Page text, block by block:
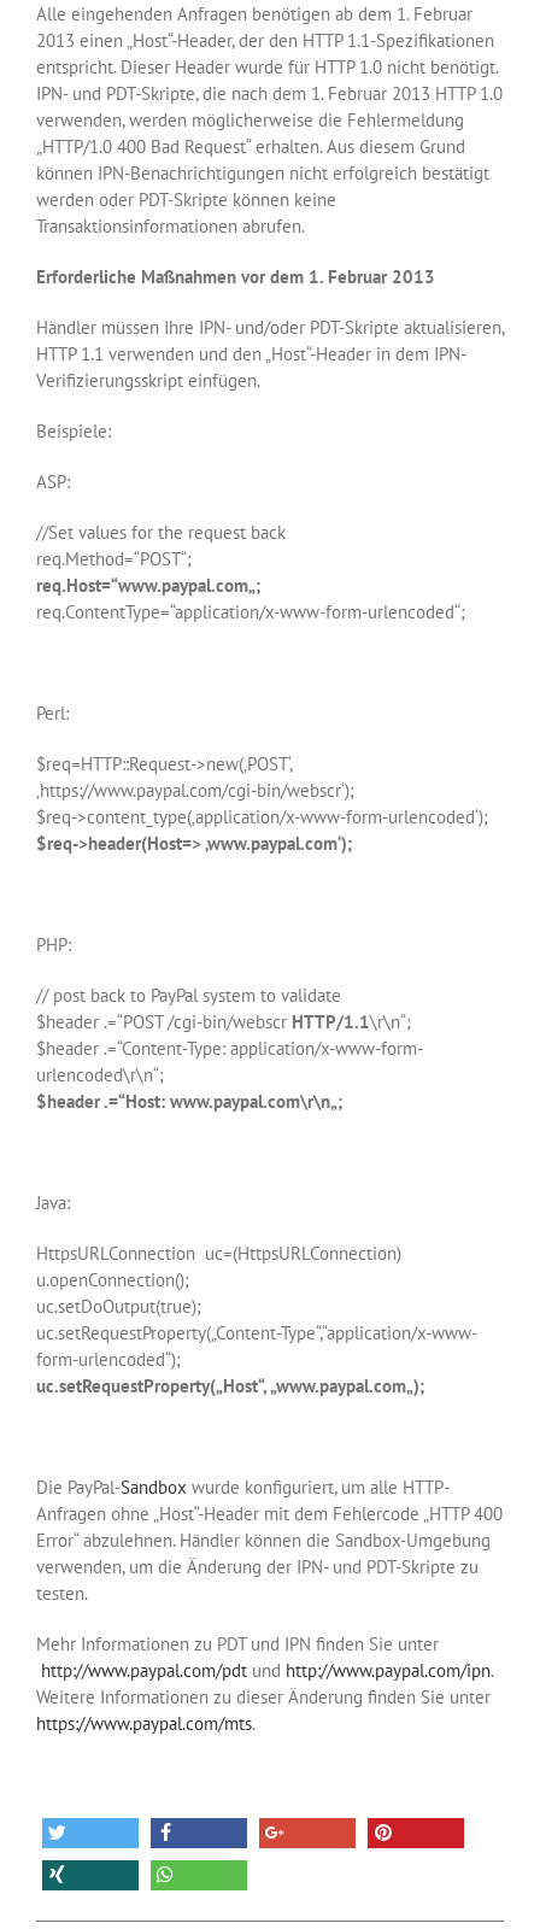
Alle eingehenden Anfragen benötigen ab dem 1. Februar
2013 einen „Host“-Header, der den HTTP 1.1-Spezifikationen
entspricht. Dieser Header wurde für HTTP 1.0 nicht benötigt.
IPN- und PDT-Skripte, die nach dem 1. Februar 2013 HTTP 1.0
verwenden, werden möglicherweise die Fehlermeldung
„HTTP/1.0 400 Bad Request“ erhalten. Aus diesem Grund
können IPN-Benachrichtigungen nicht erfolgreich bestätigt
werden oder PDT-Skripte können keine
Transaktionsinformationen abrufen.
Erforderliche Maßnahmen vor dem 1. Februar 2013
Händler müssen Ihre IPN- und/oder PDT-Skripte aktualisieren,
HTTP 1.1 verwenden und den „Host“-Header in dem IPN-
Verifizierungsskript einfügen.
Beispiele:
ASP:
//Set values for the request back
req.Method=“POST“;
req.Host=“www.paypal.com„;
req.ContentType=“application/x-www-form-urlencoded“;
Perl:
$req=HTTP::Request->new(‚POST‘,
‚https://www.paypal.com/cgi-bin/webscr‘);
$req->content_type(‚application/x-www-form-urlencoded‘);
$req->header(Host=> ‚www.paypal.com‘);
PHP:
// post back to PayPal system to validate
$header .=“POST /cgi-bin/webscr HTTP/1.1\r\n“;
$header .=“Content-Type: application/x-www-form-
urlencoded\r\n“;
$header .=“Host: www.paypal.com\r\n„;
Java:
HttpsURLConnection uc=(HttpsURLConnection)
u.openConnection();
uc.setDoOutput(true);
uc.setRequestProperty(„Content-Type“,“application/x-www-
form-urlencoded“);
uc.setRequestProperty(„Host“, „www.paypal.com„);
Die PayPal-Sandbox wurde konfiguriert, um alle HTTP-
Anfragen ohne „Host“-Header mit dem Fehlercode „HTTP 400
Error“ abzulehnen. Händler können die Sandbox-Umgebung
verwenden, um die Änderung der IPN- und PDT-Skripte zu
testen.
Mehr Informationen zu PDT und IPN finden Sie unter
http://www.paypal.com/pdt und http://www.paypal.com/ipn.
Weitere Informationen zu dieser Änderung finden Sie unter
https://www.paypal.com/mts.